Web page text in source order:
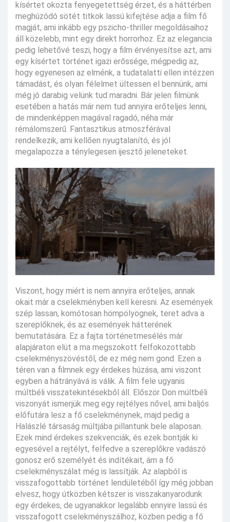
kísértet okozta fenyegetettség érzet, és a háttérben
meghúzódó sötét titkok lassú kifejtése adja a film fő
magját, ami inkább egy pszicho-thriller megoldásaihoz
áll közelebb, mint egy direkt horrorhoz. Ez az elegancia
pedig lehetővé teszi, hogy a film érvényesítse azt, ami
egy kísértet történet igazi erőssége, mégpedig az,
hogy egyenesen az elménk, a tudatalatti ellen intézzen
támadást, és olyan félelmet ültessen el bennünk, ami
még jó darabig velünk tud maradni. Bár jelen filmünk
esetében a hatás már nem tud annyira erőteljes lenni,
de mindenképpen magával ragadó, néha már
rémálomszerű. Fantasztikus atmoszférával
rendelkezik, ami kellően nyugtalanító, és jól
megalapozza a ténylegesen ijesztő jeleneteket.
Viszont, hogy miért is nem annyira erőteljes, annak
okait már a cselekményben kell keresni. Az események
szép lassan, komótosan hömpölyögnek, teret adva a
szereplőknek, és az események hátterének
bemutatására. Ez a fajta történetmesélés már
alapjáraton elüt a ma megszokott felfokozottabb
cselekményszövéstől, de ez még nem gond. Ezen a
téren van a filmnek egy érdekes húzása, ami viszont
egyben a hátrányává is válik. A film fele ugyanis
múltbéli visszatekintésekből áll. Először Don múltbéli
viszonyát ismerjük meg egy rejtélyes nővel, ami baljós
előfutára lesz a fő cselekménynek, majd pedig a
Halászlé társaság múltjába pillantunk bele alaposan.
Ezek mind érdekes szekvenciák, és ezek bontják ki
egyesével a rejtélyt, felfedve a szereplőkre vadászó
gonosz erő személyét és indítékait, ám a fő
cselekményszálat még is lassítják. Az alapból is
visszafogottabb történet lendületéből így még jobban
elvesz, hogy útközben kétszer is visszakanyarodunk
egy érdekes, de ugyanakkor legalább ennyire lassú és
visszafogott cselekményszálhoz, közben pedig a fő